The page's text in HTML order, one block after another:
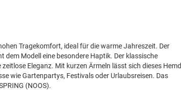
Tragekomfort, ideal für die warme Jahreszeit. Der
Modell eine besondere Haptik. Der klassische
Eleganz. Mit kurzen Ärmeln lässt sich dieses Hemd
wie Gartenpartys, Festivals oder Urlaubsreisen. Das
(NOOS).